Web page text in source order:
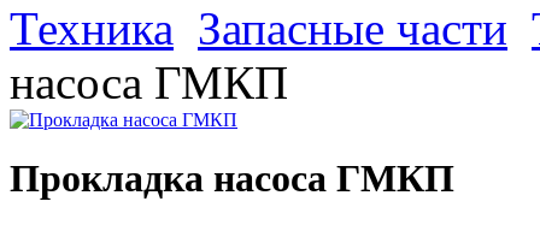
Техника Запасные части
насоса ГМКП
Прокладка насоса ГМКП